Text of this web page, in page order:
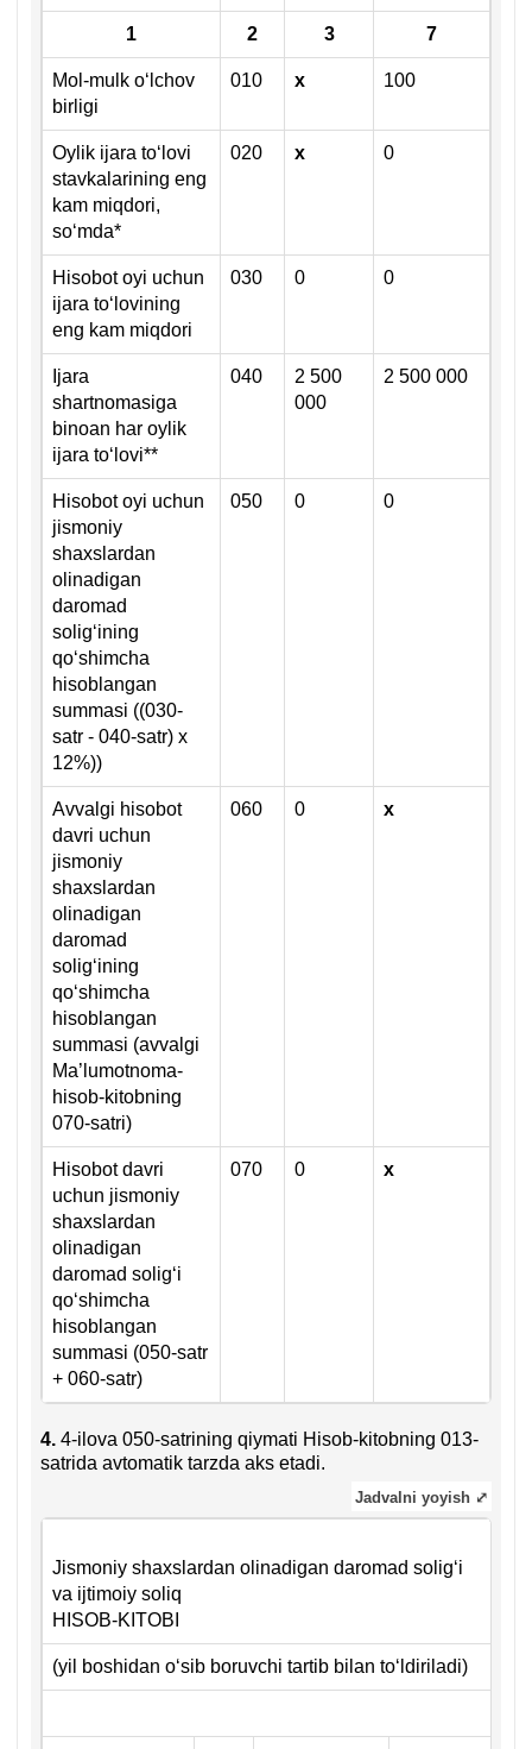
1 2 3 7
Mol-mulk oʻlchov
birligi
010 х 100
Oylik ijara toʻlovi
stavkalarining eng
kam miqdori,
soʻmda*
020 х 0
Hisobot oyi uchun
ijara toʻlovining
eng kam miqdori
030 0 0
Ijara
shartnomasiga
binoan har oylik
ijara toʻlovi**
040
2 500
000
2 500 000
Hisobot oyi uchun
jismoniy
shaхslardan
olinadigan
daromad
soligʻining
qoʻshimcha
hisoblangan
summasi ((030-
satr - 040-satr) х
12%))
050 0 0
Avvalgi hisobot
davri uchun
jismoniy
shaхslardan
olinadigan
daromad
soligʻining
qoʻshimcha
hisoblangan
summasi (avvalgi
Ma’lumotnoma-
hisob-kitobning
070-satri)
060 0 х
Hisobot davri
uchun jismoniy
shaхslardan
olinadigan
daromad soligʻi
qoʻshimcha
hisoblangan
summasi (050-satr
+ 060-satr)
070 0 х
4. 4-ilova 050-satrining qiymati Hisob-kitobning 013-
satrida avtomatik tarzda aks etadi.
Jismoniy shaхslardan olinadigan daromad soligʻi
va ijtimoiy soliq
HISOB-KITOBI
(yil boshidan oʻsib boruvchi tartib bilan toʻldiriladi)
Jadvalni yoyish ⤢